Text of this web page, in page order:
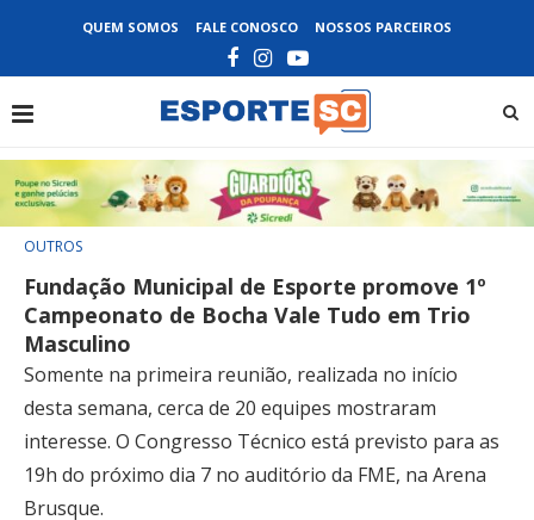
QUEM SOMOS FALE CONOSCO NOSSOS PARCEIROS
OUTROS
Fundação Municipal de Esporte promove 1º
Campeonato de Bocha Vale Tudo em Trio
Masculino
Somente na primeira reunião, realizada no início
desta semana, cerca de 20 equipes mostraram
interesse. O Congresso Técnico está previsto para as
19h do próximo dia 7 no auditório da FME, na Arena
Brusque.